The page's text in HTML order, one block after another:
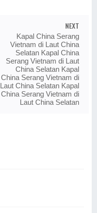
NEXT
Kapal China Serang
Vietnam di Laut China
Selatan Kapal China
Serang Vietnam di Laut
China Selatan Kapal
China Serang Vietnam di
Laut China Selatan Kapal
China Serang Vietnam di
Laut China Selatan